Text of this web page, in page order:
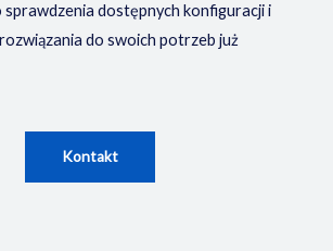
sprawdzenia dostępnych konfiguracji i
do swoich potrzeb już
Kontakt